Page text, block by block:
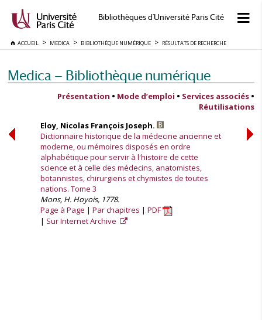
Bibliothèques d'Université Paris Cité
ACCUEIL MEDICA BIBLIOTHÈQUE NUMÉRIQUE RÉSULTATS DE RECHERCHE
Medica — Bibliothèque numérique
Présentation • Mode d’emploi • Services associés •
Réutilisations
Eloy, Nicolas François Joseph.
Dictionnaire historique de la médecine ancienne et
moderne, ou mémoires disposés en ordre
alphabétique pour servir à l'histoire de cette
science et à celle des médecins, anatomistes,
botannistes, chirurgiens et chymistes de toutes
nations. Tome 3
Mons, H. Hoyois, 1778.
Page à Page
Par chapitres
PDF
Sur Internet Archive